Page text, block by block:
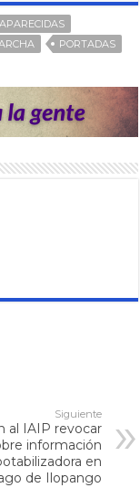
PORTADAS
Siguiente
al IAIP revocar
información
en
de Ilopango